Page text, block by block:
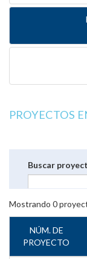
PROYECTOS
Buscar
Mostrando 0
NÚM. DE
PROYECTO